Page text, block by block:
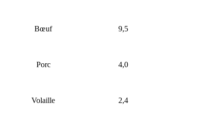
Bœuf 9,5
Porc 4,0
Volaille 2,4